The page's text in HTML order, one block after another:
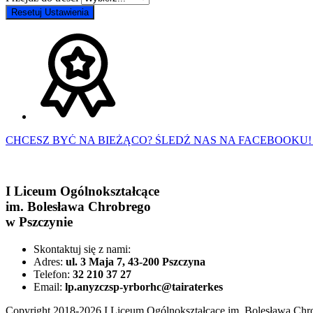
Resetuj Ustawienia
CHCESZ BYĆ NA BIEŻĄCO? ŚLEDŹ NAS NA FACEBOOKU!
I Liceum Ogólnokształcące
im. Bolesława Chrobrego
w Pszczynie
Skontaktuj się z nami:
Adres: ul. 3 Maja 7, 43-200 Pszczyna
Telefon: 32 210 37 27
Email: lp.anyzczsp-yrborhc@tairaterkes
Copyright 2018-2026 I Liceum Ogólnokształcące im. Bolesława